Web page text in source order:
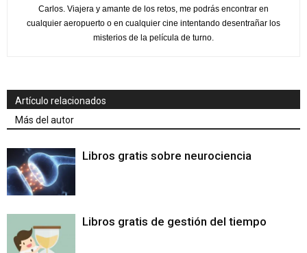
Carlos. Viajera y amante de los retos, me podrás encontrar en
cualquier aeropuerto o en cualquier cine intentando desentrañar los
misterios de la película de turno.
Artículo relacionados
Más del autor
Libros gratis sobre neurociencia
Libros gratis de gestión del tiempo